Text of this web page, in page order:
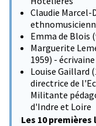
Claudie Marcel-
Emma de Blois
Marguerite
1959) -
Louise Gaillard
directrice de
Militante
d'Indre et Loire
Les 10